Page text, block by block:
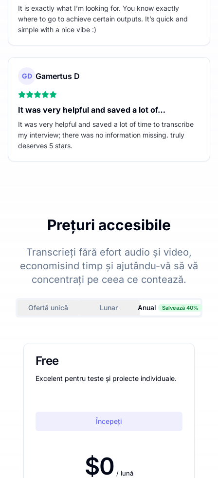
It is exactly what I’m looking for. You know exactly
where to go to achieve certain outputs. It’s quick and
simple with a nice vibe :)
GD Gamertus D
It was very helpful and saved a lot of…
It was very helpful and saved a lot of time to transcribe
my interview; there was no information missing. truly
deserves 5 stars.
Prețuri accesibile
Transcrieți fără efort audio și video,
economisind timp și ajutându-vă să vă
concentrați pe ceea ce contează.
Ofertă unică Lunar Anual Salvează 40%
Free
Excelent pentru teste și proiecte individuale.
Începeți
$0 / lună